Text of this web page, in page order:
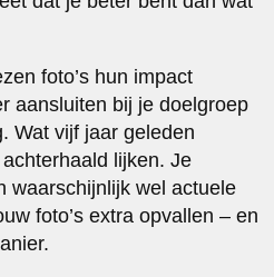
foto’s hun impact
aansluiten bij je doelgroep
Wat vijf jaar geleden
lijken. Je
waarschijnlijk wel actuele
foto’s extra opvallen – en